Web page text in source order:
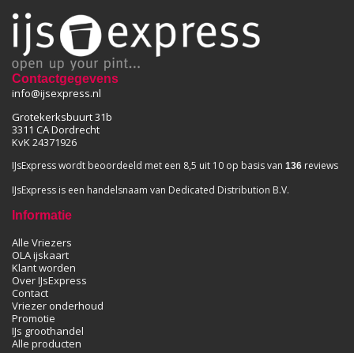
Contactgegevens
info@ijsexpress.nl
Grotekerksbuurt 31b
3311 CA Dordrecht
KvK 24371926
IJsExpress wordt beoordeeld met een 8,5 uit 10 op basis van 136 reviews
IJsExpress is een handelsnaam van Dedicated Distribution B.V.
Informatie
Alle Vriezers
OLA ijskaart
Klant worden
Over IJsExpress
Contact
Vriezer onderhoud
Promotie
IJs groothandel
Alle producten